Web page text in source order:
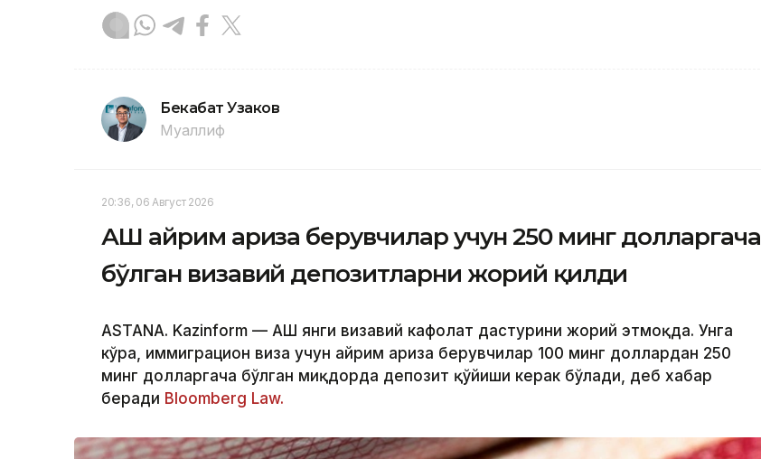
Бекабат Узаков
Муаллиф
20:36, 06 Август 2026
АҚШ айрим ариза берувчилар учун 250 минг долларгача
бўлган визавий депозитларни жорий қилди
ASTANA. Kazinform — АҚШ янги визавий кафолат дастурини жорий этмоқда. Унга
кўра, иммиграцион виза учун айрим ариза берувчилар 100 минг доллардан 250
минг долларгача бўлган миқдорда депозит қўйиши керак бўлади, деб хабар
беради Bloomberg Law.